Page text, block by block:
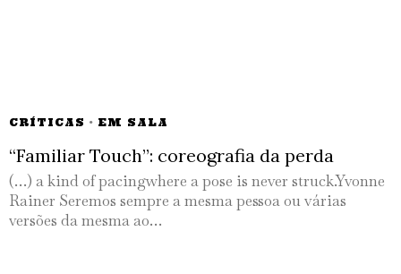
CRÍTICAS · EM SALA
“Familiar Touch”: coreografia da perda
(…) a kind of pacingwhere a pose is never struck.Yvonne
Rainer Seremos sempre a mesma pessoa ou várias
versões da mesma ao…